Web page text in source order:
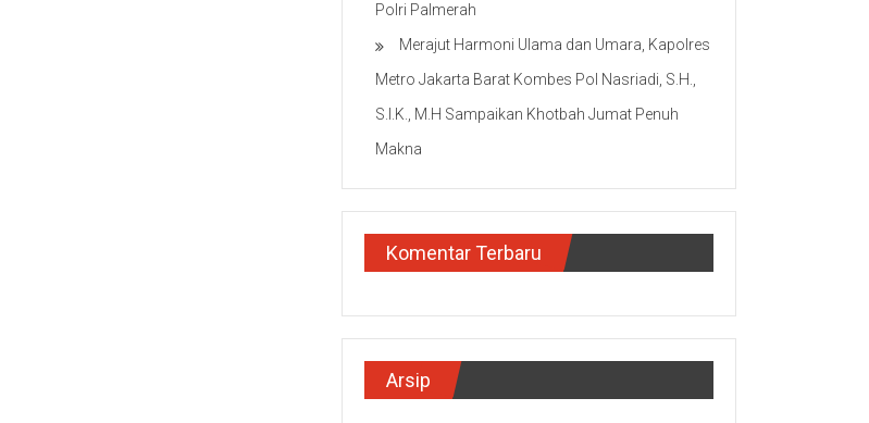
Polri Palmerah
Merajut Harmoni Ulama dan Umara, Kapolres
Metro Jakarta Barat Kombes Pol Nasriadi, S.H.,
S.I.K., M.H Sampaikan Khotbah Jumat Penuh
Makna
Komentar Terbaru
Arsip